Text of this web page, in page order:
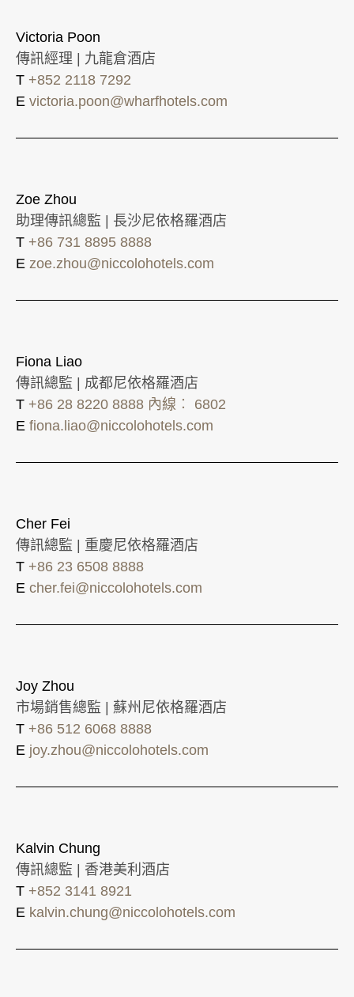
Victoria Poon
傳訊經理 | 九龍倉酒店
T +852 2118 7292
E victoria.poon@wharfhotels.com
Zoe Zhou
助理傳訊總監 | 長沙尼依格羅酒店
T +86 731 8895 8888
E zoe.zhou@niccolohotels.com
Fiona Liao
傳訊總監 | 成都尼依格羅酒店
T +86 28 8220 8888 內線︰ 6802
E fiona.liao@niccolohotels.com
Cher Fei
傳訊總監 | 重慶尼依格羅酒店
T +86 23 6508 8888
E cher.fei@niccolohotels.com
Joy Zhou
市場銷售總監 | 蘇州尼依格羅酒店
T +86 512 6068 8888
E joy.zhou@niccolohotels.com
Kalvin Chung
傳訊總監 | 香港美利酒店
T +852 3141 8921
E kalvin.chung@niccolohotels.com